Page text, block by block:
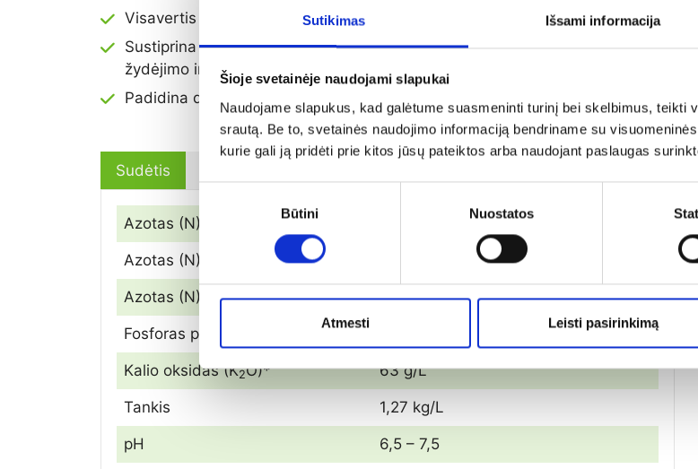
Sutikimas Išsami informacija
Šioje svetainėje naudojami slapukai
Naudojame slapukus, kad galėtume suasmeninti turinį bei skelbimus, teikti
srautą. Be to, svetainės naudojimo informaciją bendriname su
kurie gali ją pridėti prie kitos jūsų pateiktos arba naudojant paslaugas
Būtini Nuostatos
Atmesti Leisti pasirinkimą
Visavertis tręšimas per lapus su papildomomis amino rūgštimis
Sustiprina augalus pagrindinėse augimo ir vystymosi stadijose: įsišaknijimo,
žydėjimo ir vaisių mezgimosi
Padidina derlių ir kokybę
Sudėtis
Azotas (N) bendras
Azotas (N) amoniakinis
Azotas (N) organinis 3,6 g/L
Fosforas pentoxidas (P )*
Kalio oksidas (K2O)* 63 g/L
Tankis 1,27 kg/L
pH 6,5 – 7,5